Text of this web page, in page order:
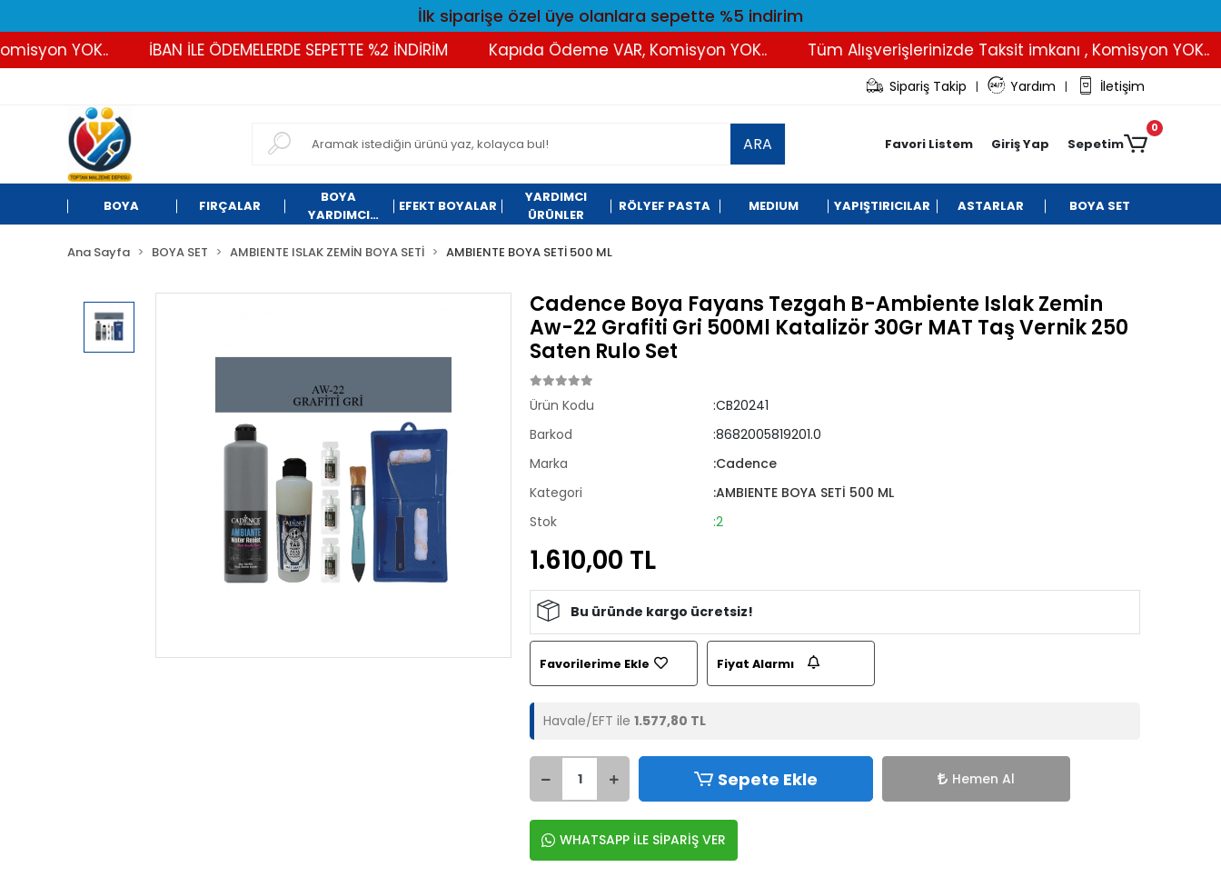
İlk siparişe özel üye olanlara sepette %5 indirim
YOK.. İBAN İLE ÖDEMELERDE SEPETTE %2 İNDİRİM Kapıda Ödeme VAR, Komisyon YOK.. Tüm Alışverişlerinizde Taksit imkanı , Komisyon YOK..
Sipariş Takip | Yardım | İletişim
ARA Favori Listem Giriş Yap Sepetim
0
BOYA FIRÇALAR
BOYA
YARDIMCI
EFEKT BOYALAR
YARDIMCI
ÜRÜNLER
RÖLYEF PASTA MEDIUM YAPIŞTIRICILAR ASTARLAR BOYA SET
Ana Sayfa BOYA SET AMBIENTE ISLAK ZEMİN BOYA SETİ AMBIENTE BOYA SETİ 500 ML
Cadence Boya Fayans Tezgah B-Ambiente Islak Zemin
Aw-22 Grafiti Gri 500Ml Katalizör 30Gr MAT Taş Vernik 250
Saten Rulo Set
Ürün Kodu
:CB20241
Barkod
:8682005819201.0
Marka
:Cadence
Kategori
:AMBIENTE BOYA SETİ 500 ML
Stok
:2
1.610,00 TL
Bu üründe kargo ücretsiz!
Favorilerime Ekle Fiyat Alarmı
Havale/EFT ile1.577,80 TL
Sepete Ekle Hemen Al
WHATSAPP İLE SİPARİŞ VER